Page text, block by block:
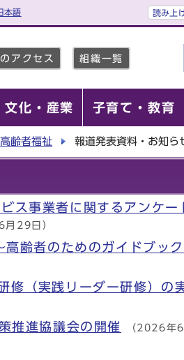
本語 読み上
アクセス 組織一覧
文化・産業 子育て・教育
高齢者福祉 報道発表資料・お知ら
ス事業者に関するアンケー
月29日）
齢者のためのガイドブック
修（実践リーダー研修）の
推進協議会の開催 （2026年